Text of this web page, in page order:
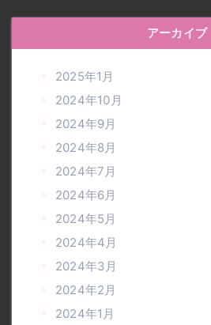
アーカイブ
2025年1月
2024年10月
2024年9月
2024年8月
2024年7月
2024年6月
2024年5月
2024年4月
2024年3月
2024年2月
2024年1月